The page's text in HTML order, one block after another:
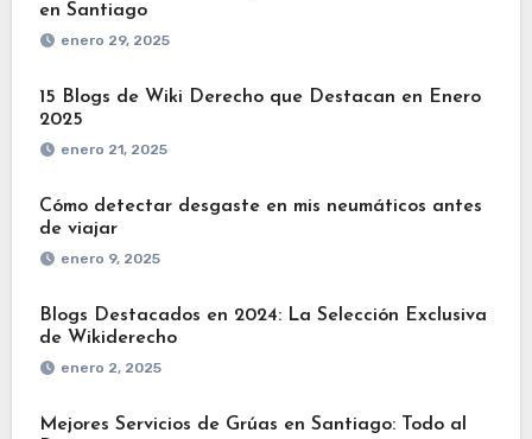
en Santiago
enero 29, 2025
15 Blogs de Wiki Derecho que Destacan en Enero
2025
enero 21, 2025
Cómo detectar desgaste en mis neumáticos antes
de viajar
enero 9, 2025
Blogs Destacados en 2024: La Selección Exclusiva
de Wikiderecho
enero 2, 2025
Mejores Servicios de Grúas en Santiago: Todo al